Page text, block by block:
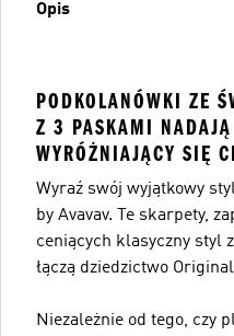
Opis
PODKOLANÓWKI ZE
Z 3 PASKAMI
WYRÓŻNIAJĄCY SIĘ
Wyraź swój wyjątkowy
by Avavav. Te skarpety,
ceniących klasyczny styl
łączą dziedzictwo
Niezależnie od tego, czy